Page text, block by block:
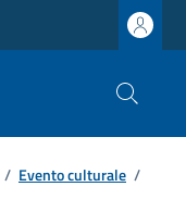
/ Evento culturale /